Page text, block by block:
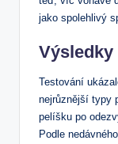
jako spolehlivý
Testování
nejrůznější typy
pelíšku po
Podle